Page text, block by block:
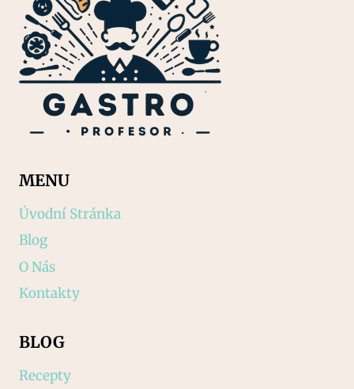
MENU
Úvodní Stránka
Blog
O Nás
Kontakty
BLOG
Recepty